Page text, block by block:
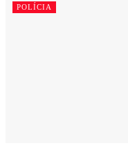
POLÍCIA